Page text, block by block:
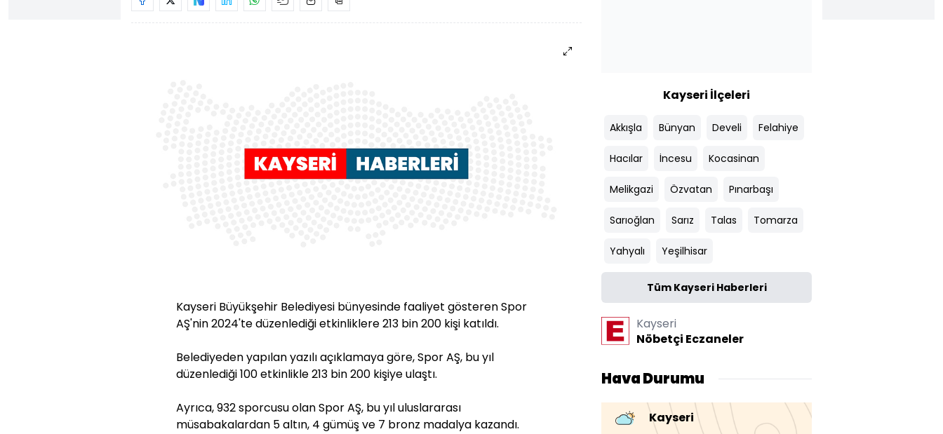
Kayseri Büyükşehir Belediyesi bünyesinde faaliyet gösteren Spor
AŞ'nin 2024'te düzenlediği etkinliklere 213 bin 200 kişi katıldı.
Belediyeden yapılan yazılı açıklamaya göre, Spor AŞ, bu yıl
düzenlediği 100 etkinlikle 213 bin 200 kişiye ulaştı.
Ayrıca, 932 sporcusu olan Spor AŞ, bu yıl uluslararası
müsabakalardan 5 altın, 4 gümüş ve 7 bronz madalya kazandı.
Kayseri İlçeleri
Akkışla Bünyan Develi Felahiye
Hacılar İncesu Kocasinan
Melikgazi Özvatan Pınarbaşı
Sarıoğlan Sarız Talas Tomarza
Yahyalı Yeşilhisar
Tüm Kayseri Haberleri
Kayseri
Nöbetçi Eczaneler
Hava Durumu
Kayseri